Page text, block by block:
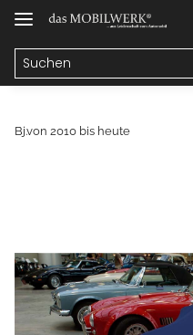
Bj.von 2010 bis heute